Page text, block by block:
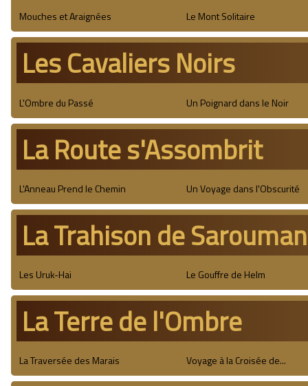
Mouches et Araignées Le Mont Solitaire
Les Cavaliers Noirs
L'Ombre du Passé Un Poignard dans le Noir
La Route s'Assombrit
L'Anneau Prend le Chemin Un Voyage dans l'Obscurité
La Trahison de
Les Uruk-Hai Le Gouffre de Helm
La Terre de l'Ombre
La Traversée des Marais Voyage à la Croisée de...